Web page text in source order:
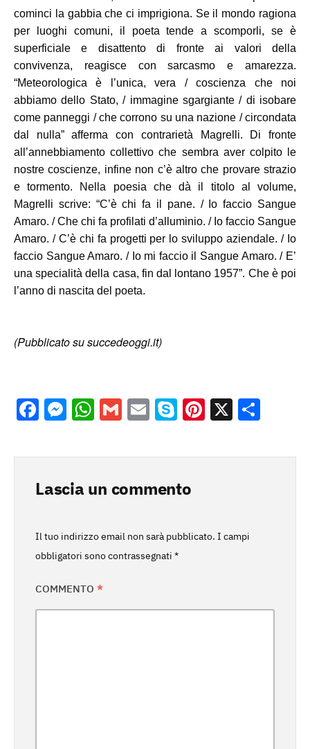
cominci la gabbia che ci imprigiona. Se il mondo ragiona
per luoghi comuni, il poeta tende a scomporli, se è
superficiale e disattento di fronte ai valori della
convivenza, reagisce con sarcasmo e amarezza.
“Meteorologica è l’unica, vera / coscienza che noi
abbiamo dello Stato, / immagine sgargiante / di isobare
come panneggi / che corrono su una nazione / circondata
dal nulla” afferma con contrarietà Magrelli. Di fronte
all’annebbiamento collettivo che sembra aver colpito le
nostre coscienze, infine non c’è altro che provare strazio
e tormento. Nella poesia che dà il titolo al volume,
Magrelli scrive: “C’è chi fa il pane. / Io faccio Sangue
Amaro. / Che chi fa profilati d’alluminio. / Io faccio Sangue
Amaro. / C’è chi fa progetti per lo sviluppo aziendale. / Io
faccio Sangue Amaro. / Io mi faccio il Sangue Amaro. / E’
una specialità della casa, fin dal lontano 1957”. Che è poi
l’anno di nascita del poeta.
(Pubblicato su succedeoggi.it)
Facebook
Messenger
WhatsApp
GmailEmailSkypePinterest
X
Lascia un commento
Il tuo indirizzo email non sarà pubblicato. I campi
obbligatori sono contrassegnati *
COMMENTO *